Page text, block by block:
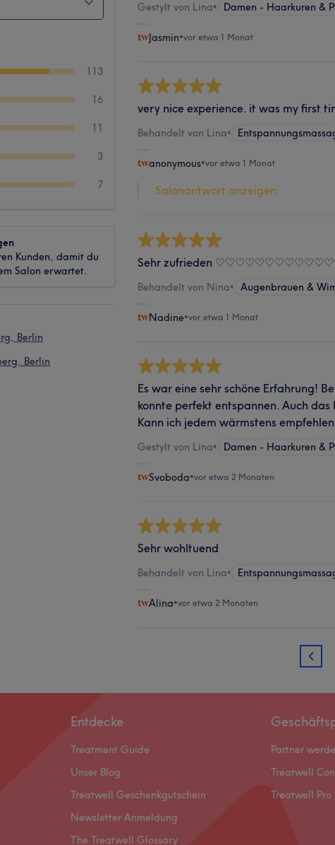
113
16
11
3
7
Kunden, damit du
Salon erwartet.
Berlin
Berlin
Gestylt von Lina• Damen - Haarkuren &
Jasmin•vor etwa 1 Monat
very nice experience. it was my first
Behandelt von Lina•
anonymous•vor etwa 1 Monat
Salonantwort anzeigen
Sehr zufrieden
Behandelt von Nina• Augenbrauen &
Nadine•vor etwa 1 Monat
Es war eine sehr schöne Erfahrung!
konnte perfekt entspannen. Auch
Kann ich jedem wärmstens
Gestylt von Lina• Damen - Haarkuren &
Svoboda•vor etwa 2 Monaten
Sehr wohltuend
Behandelt von Lina•
Alina•vor etwa 2 Monaten
1
Entdecke
Treatment Guide
Unser Blog
Treatwell Geschenkgutschein
Newsletter Anmeldung
The Treatwell Glossary
Partner
Treatwell
Treatwell